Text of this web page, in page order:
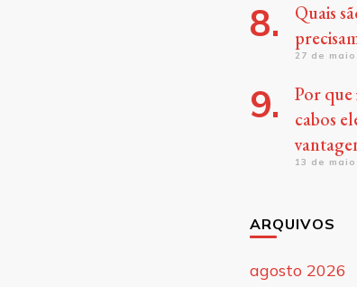
Quais
27 de
Por que
cabos
13 de
ARQUIVOS
agosto 2026